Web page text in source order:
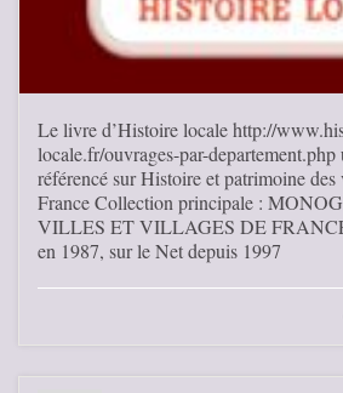
Le livre d’Histoire locale http://
locale.fr/ouvrages-par-departement.php
référencé sur Histoire et patrimoine
France Collection principale :
VILLES ET VILLAGES DE
en 1987, sur le Net depuis 1997